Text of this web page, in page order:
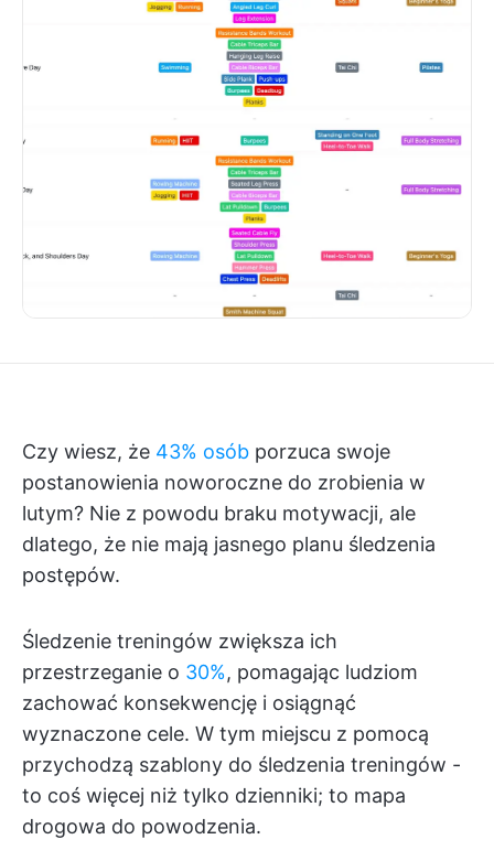
Czy wiesz, że 43% osób porzuca swoje
postanowienia noworoczne do zrobienia w
lutym? Nie z powodu braku motywacji, ale
dlatego, że nie mają jasnego planu śledzenia
postępów.
Śledzenie treningów zwiększa ich
przestrzeganie o 30%, pomagając ludziom
zachować konsekwencję i osiągnąć
wyznaczone cele. W tym miejscu z pomocą
przychodzą szablony do śledzenia treningów -
to coś więcej niż tylko dzienniki; to mapa
drogowa do powodzenia.